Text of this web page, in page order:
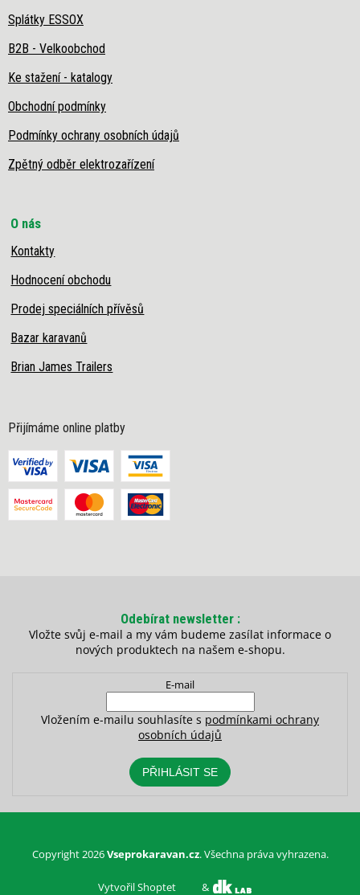
Splátky ESSOX
B2B - Velkoobchod
Ke stažení - katalogy
Obchodní podmínky
Podmínky ochrany osobních údajů
Zpětný odběr elektrozařízení
O nás
Kontakty
Hodnocení obchodu
Prodej speciálních přívěsů
Bazar karavanů
Brian James Trailers
Přijímáme online platby
Odebírat newsletter
Vložte svůj e-mail a my vám budeme zasílat informace o
nových produktech na našem e-shopu.
E-mail
Vložením e-mailu souhlasíte s podmínkami ochrany
osobních údajů
PŘIHLÁSIT SE
Vytvořil Shoptet &
Copyright 2026Vseprokaravan.cz. Všechna práva vyhrazena.